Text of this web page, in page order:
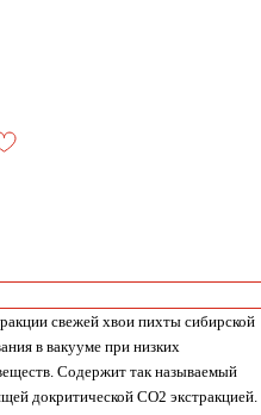
свежей хвои пихты сибирской
в вакууме при низких
Содержит так называемый
докритической CO2 экстракцией.